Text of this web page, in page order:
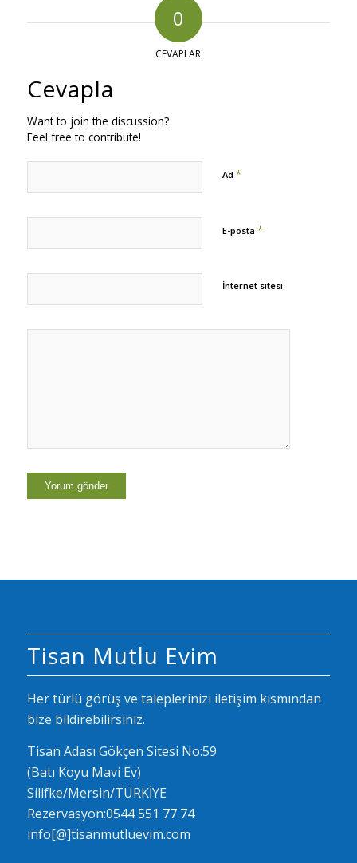
0
CEVAPLAR
Cevapla
Want to join the discussion?
Feel free to contribute!
Ad *
E-posta *
İnternet sitesi
Tisan Mutlu Evim
Her türlü görüş ve taleplerinizi iletişim kısmından
bize bildirebilirsiniz.
Tisan Adası Gökçen Sitesi No:59
(Batı Koyu Mavi Ev)
Silifke/Mersin/TÜRKİYE
Rezervasyon:0544 551 77 74
info[@]tisanmutluevim.com